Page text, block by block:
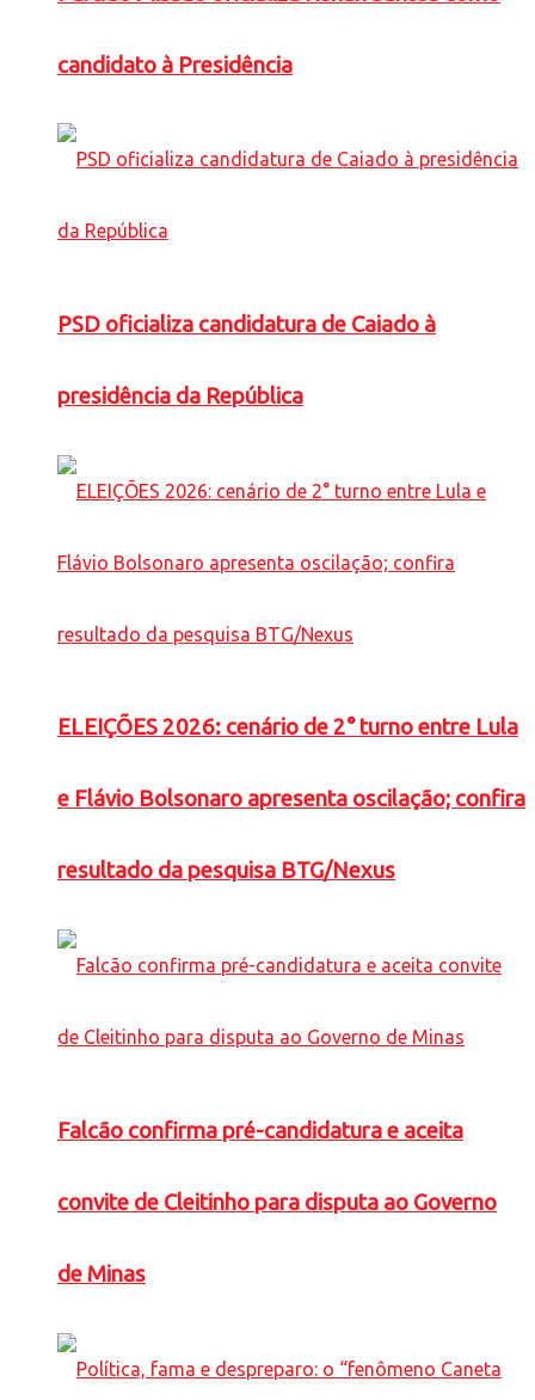
candidato à Presidência
PSD oficializa candidatura de Caiado à
presidência da República
ELEIÇÕES 2026: cenário de 2° turno entre Lula
e Flávio Bolsonaro apresenta oscilação; confira
resultado da pesquisa BTG/Nexus
Falcão confirma pré-candidatura e aceita
convite de Cleitinho para disputa ao Governo
de Minas